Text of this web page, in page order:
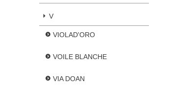
V
VIOLAD'ORO
VOILE BLANCHE
VIA DOAN